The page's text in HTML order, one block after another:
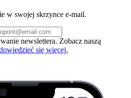
w swojej skrzynce e-mail.
newslettera. Zobacz naszą
się więcej.